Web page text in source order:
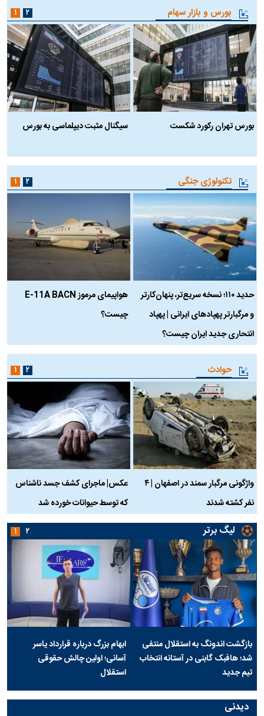
بورس و بازار سهام
بورس تهران رکورد شکست
سیگنال مثبت دیپلماسی به بورس
۱ ۲
تکنولوژی جنگی
حدید ۱۱۰؛ نسخه سریع‌تر، پنهان‌کارتر
و مرگبارتر پهپادهای ایرانی | پهپاد
انتحاری جدید ایران چیست؟
هواپیمای مرموز E-11A BACN
چیست؟
۱ ۲
حوادث
واژگونی مرگبار سمند در اصفهان | ۴
نفر کشته شدند
عکس| ماجرای کشف جسد ناشناس
که توسط حیوانات خورده شد
۱ ۲
لیگ برتر
بازگشت اندونگ به استقلال منتفی
شد؛ هافبک گابنی در آستانه انتخاب
تیم جدید
ابهام بزرگ درباره قرارداد یاسر
آسانی؛ اولین چالش حقوقی
استقلال
۱ ۲
دیدنی